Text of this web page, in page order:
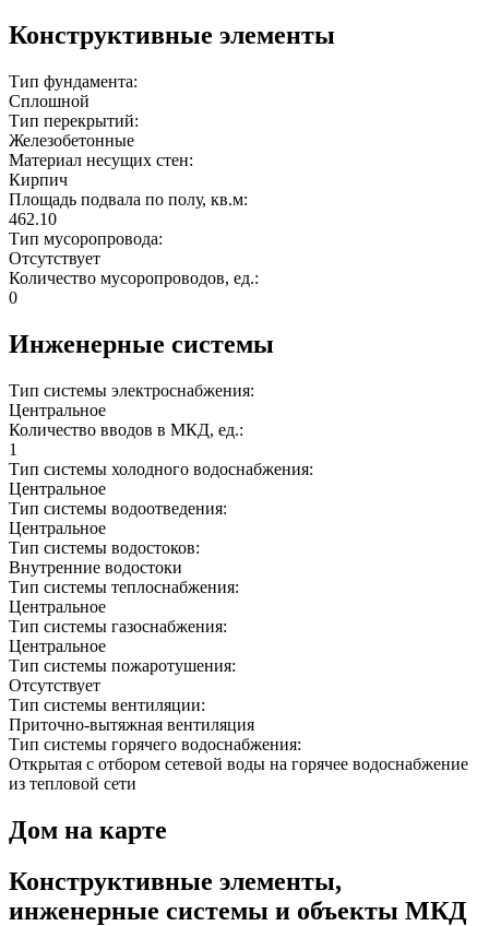
Конструктивные элементы
Тип фундамента:
Сплошной
Тип перекрытий:
Железобетонные
Материал несущих стен:
Кирпич
Площадь подвала по полу, кв.м:
462.10
Тип мусоропровода:
Отсутствует
Количество мусоропроводов, ед.:
0
Инженерные системы
Тип системы электроснабжения:
Центральное
Количество вводов в МКД, ед.:
1
Тип системы холодного водоснабжения:
Центральное
Тип системы водоотведения:
Центральное
Тип системы водостоков:
Внутренние водостоки
Тип системы теплоснабжения:
Центральное
Тип системы газоснабжения:
Центральное
Тип системы пожаротушения:
Отсутствует
Тип системы вентиляции:
Приточно-вытяжная вентиляция
Тип системы горячего водоснабжения:
Открытая с отбором сетевой воды на горячее водоснабжение
из тепловой сети
Дом на карте
Конструктивные элементы,
инженерные системы и объекты МКД